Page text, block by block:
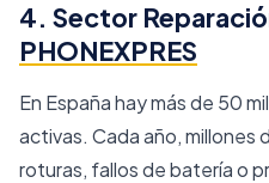
4. Sector
PHONEXPRES
En España hay más de 50
activas. Cada año, millones
roturas, fallos de batería o